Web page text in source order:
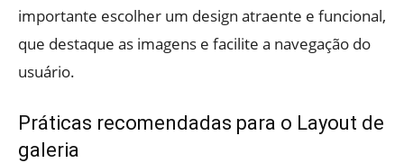
importante escolher um design atraente e funcional,
que destaque as imagens e facilite a navegação do
usuário.
Práticas recomendadas para o Layout de
galeria